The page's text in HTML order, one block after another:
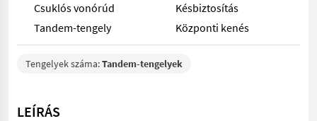
Csuklós vonórúd
Késbiztosítás
Tandem-tengely
Központi kenés
Tengelyek száma:Tandem-tengelyek
LEÍRÁS